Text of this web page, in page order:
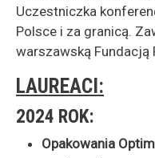
Uczestniczka
Polsce i za granicą.
warszawską Fundacją
LAUREACI:
2024 ROK:
Opakowania